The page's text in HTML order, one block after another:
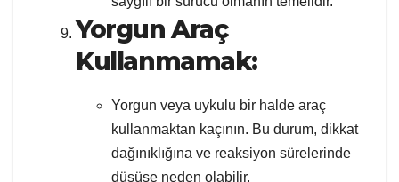
Yorgun Araç
Kullanmamak:
Yorgun veya uykulu bir halde araç
kullanmaktan kaçının. Bu durum, dikkat
dağınıklığına ve reaksiyon sürelerinde
düşüşe neden olabilir.